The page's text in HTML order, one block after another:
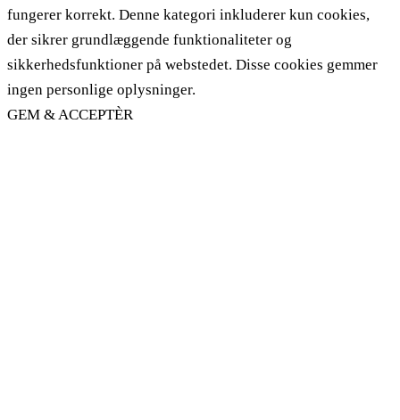
fungerer korrekt. Denne kategori inkluderer kun cookies,
der sikrer grundlæggende funktionaliteter og
sikkerhedsfunktioner på webstedet. Disse cookies gemmer
ingen personlige oplysninger.
GEM & ACCEPTÈR